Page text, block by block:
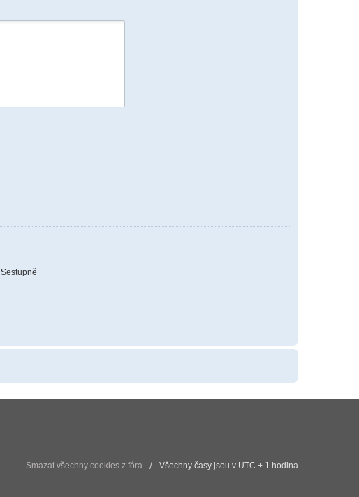
Sestupně
Smazat všechny cookies z fóra Všechny časy jsou v UTC + 1 hodina